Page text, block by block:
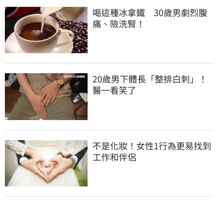
喝這種冰拿鐵　30歲男劇烈腹
痛、險洗腎！
20歲男下體長「整排白刺」！
醫一看笑了
不是化妝！女性1行為更易找到
工作和伴侶